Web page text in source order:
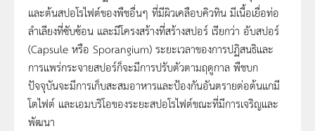
และต้นสปอโรไฟต์ของพืชอื่นๆ ที่มีผิวเคลือบคิวทิน มีเนื้อเยื่อท่อ
ลำเลียงที่ซับซ้อน และมีโครงสร้างที่สร้างสปอร์ เรียกว่า อับสปอร์
(Capsule หรือ Sporangium) ระยะเวลาของการปฏิสนธิและ
การแพร่กระจายสปอร์ก็จะมีการปรับตัวตามฤดูกาล พืชบก
ปัจจุบันจะมีการเก็บสะสมอาหารและป้องกันอันตรายต่อต้นแกมี
โตไฟต์ และเอมบริโอของระยะสปอโรไฟต์ขณะที่มีการเจริญและ
พัฒนา